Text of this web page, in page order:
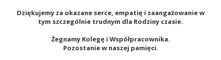
Dziękujemy za okazane serce, empatię i zaangażowanie w
tym szczególnie trudnym dla Rodziny czasie.
Żegnamy Kolegę i Współpracownika.
Pozostanie w naszej pamięci.